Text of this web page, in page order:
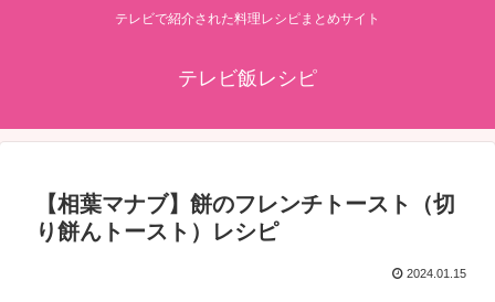
テレビで紹介された料理レシピまとめサイト
テレビ飯レシピ
【相葉マナブ】餅のフレンチトースト（切
り餅んトースト）レシピ
2024.01.15